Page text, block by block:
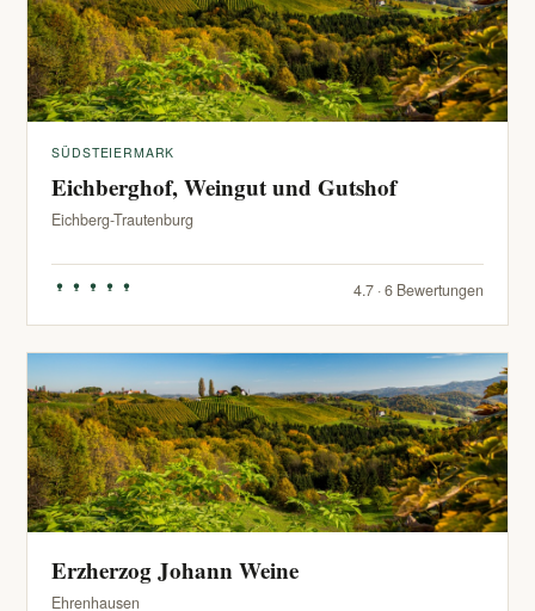
SÜDSTEIERMARK
Eichberghof, Weingut und Gutshof
Eichberg-Trautenburg
4.7 · 6 Bewertungen
Erzherzog Johann Weine
Ehrenhausen